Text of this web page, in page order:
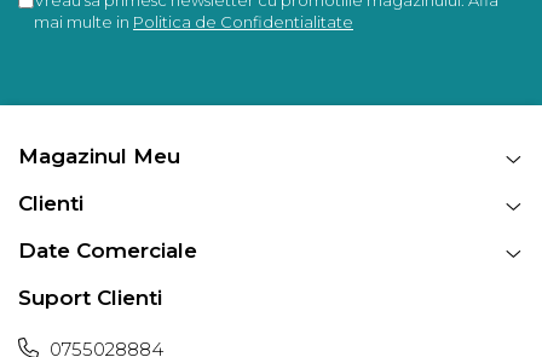
mai multe in Politica de Confidentialitate
Magazinul Meu
Clienti
Date Comerciale
Suport Clienti
0755028884